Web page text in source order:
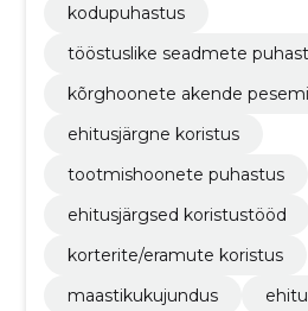
kodupuhastus
tööstuslike seadmete
kõrghoonete akende
ehitusjärgne koristus
tootmishoonete puhastus
ehitusjärgsed koristustööd
korterite/eramute koristus
maastikukujundus